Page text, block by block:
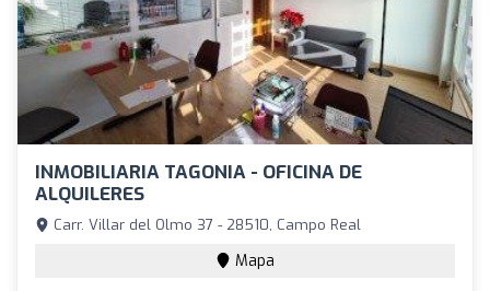
INMOBILIARIA TAGONIA - OFICINA DE
ALQUILERES
Carr. Villar del Olmo 37 - 28510, Campo Real
Mapa